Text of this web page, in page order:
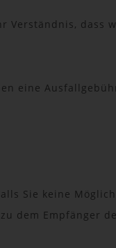
Verständnis, dass
eine
Sie keine
dem Empfänger